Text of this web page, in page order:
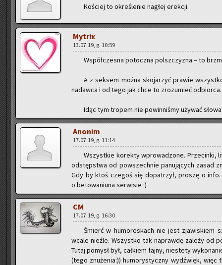
Ko­ściej to okre­śle­nie na­głej erek­cji.
My­trix
13.07.19, g. 10:59
Współ­cze­sna po­tocz­na pol­sz­czy­zna – to
A z sek­sem można sko­ja­rzyć pra­wie
nadaw­ca i od tego jak chce to zro­zu­mieć od­bior­ca.
Idąc tym tro­pem nie po­win­ni­śmy uży­wać
Ano­nim
17.07.19, g. 11:14
Wszyst­kie ko­rek­ty wpro­wa­dzo­ne. Prze­cin­ki,
od­stęp­stwa od po­wszech­nie pa­nu­ją­cych zasad
Gdy by ktoś cze­goś się do­pa­trzył, pro­szę o
o be­to­wa­niu­na ser­wi­sie :)
CM
17.07.19, g. 16:30
Śmierć w hu­mo­re­skach nie jest zja­wi­skiem
wcale nie­źle. Wszyst­ko tak na­praw­dę za­le­ży od
Tutaj po­mysł był, cał­kiem fajny, nie­ste­ty
(tego znu­że­nia:)) hu­mo­ry­stycz­ny wy­dźwięk,